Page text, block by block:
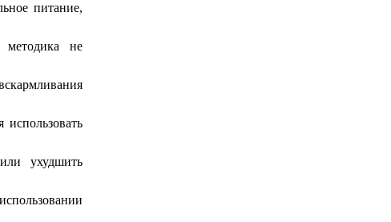
питание,
методика не
ухудшить